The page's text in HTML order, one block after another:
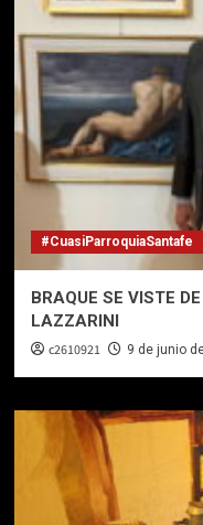
#CuasiParroquiaSantafe
BRAQUE SE VISTE
LAZZARINI
c2610921 9 de junio